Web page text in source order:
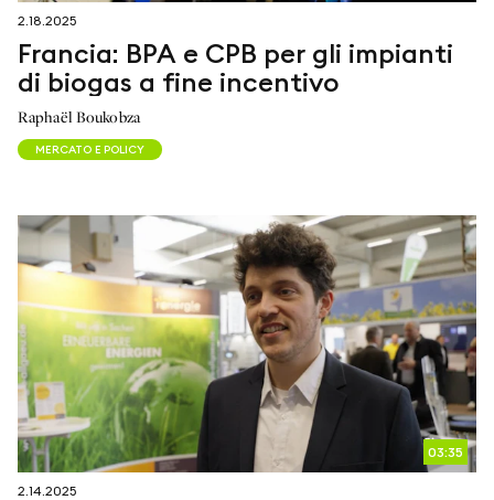
2.18.2025
Francia: BPA e CPB per gli impianti
di biogas a fine incentivo
Raphaël Boukobza
MERCATO E POLICY
03:35
2.14.2025